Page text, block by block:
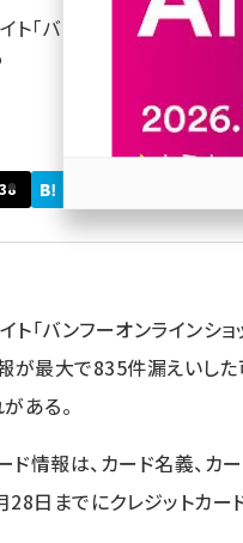
「バンフーオンラインシ
38
「バンフーオンラインシ
が最大で835件漏えいし
ある。
情報は、カード名義、カ
日までにクレジットカ